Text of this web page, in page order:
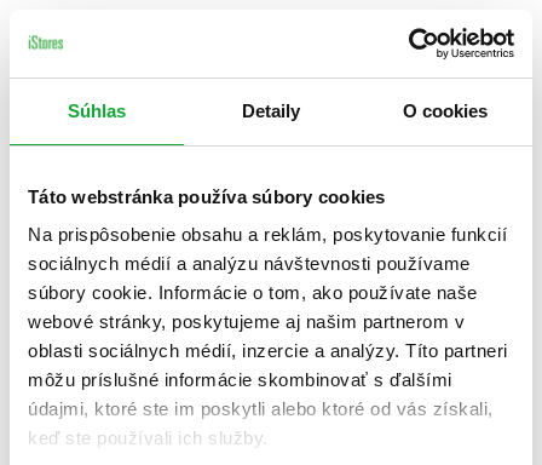
Súhlas Detaily O cookies
Táto webstránka používa súbory cookies
Na prispôsobenie obsahu a reklám, poskytovanie funkcií
sociálnych médií a analýzu návštevnosti používame
súbory cookie. Informácie o tom, ako používate naše
webové stránky, poskytujeme aj našim partnerom v
oblasti sociálnych médií, inzercie a analýzy. Títo partneri
môžu príslušné informácie skombinovať s ďalšími
údajmi, ktoré ste im poskytli alebo ktoré od vás získali,
keď ste používali ich služby.